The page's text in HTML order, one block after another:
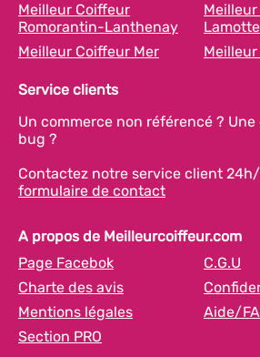
Meilleur Coiffeur
Romorantin-Lanthenay
Meilleur Coiffeur Mer
Service clients
Un commerce non référencé ?
bug ?
Contactez notre service client
formulaire de contact
A propos de Meilleurcoiffeur.com
Page Facebok
C.G.U
Charte des avis
Mentions légales
Aide/
Section PRO